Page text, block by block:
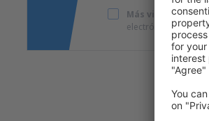
Más viajes a
electrónico que he